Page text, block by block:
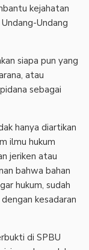
kejahatan
Undang
siapa pun yang
atau
sebagai
hanya diartikan
ilmu hukum
jeriken atau
bahwa bahan
hukum, sudah
kesadaran
di SPBU